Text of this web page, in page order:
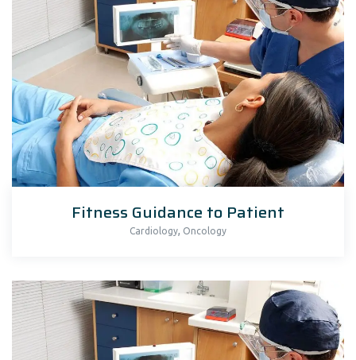
Fitness Guidance to Patient
Cardiology, Oncology